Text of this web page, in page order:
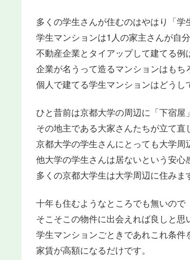
多くの学生さんが住むのはやはり「学
学生マンションは1人の家主さんが自
不動産企業とタイアップして建てる例
企業が名うって造るマンションはもち
個人で建てる学生マンションはどうし
ひと昔前は京都大学の周辺に「下宿屋
その地主である大家さんたちが立て直
京都大学の学生さんにとっても大学周
他大学の学生さんは居ないという安心
多くの京都大学生は大学周辺に住みま
十年も住むようなところでも無いので
そこそこの物件に出会えれば良しと思
学生マンションごときであれこれ条件
家賃が高額になるだけです。